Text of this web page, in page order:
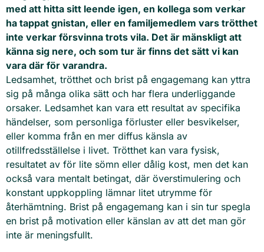
med att hitta sitt leende igen, en kollega som verkar
ha tappat gnistan, eller en familjemedlem vars trötthet
inte verkar försvinna trots vila. Det är mänskligt att
känna sig nere, och som tur är finns det sätt vi kan
vara där för varandra.
Ledsamhet, trötthet och brist på engagemang kan yttra
sig på många olika sätt och har flera underliggande
orsaker. Ledsamhet kan vara ett resultat av specifika
händelser, som personliga förluster eller besvikelser,
eller komma från en mer diffus känsla av
otillfredsställelse i livet. Trötthet kan vara fysisk,
resultatet av för lite sömn eller dålig kost, men det kan
också vara mentalt betingat, där överstimulering och
konstant uppkoppling lämnar litet utrymme för
återhämtning. Brist på engagemang kan i sin tur spegla
en brist på motivation eller känslan av att det man gör
inte är meningsfullt.